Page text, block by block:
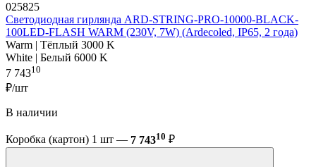
025825
Светодиодная гирлянда ARD-STRING-PRO-10000-BLACK-
100LED-FLASH WARM (230V, 7W) (Ardecoled, IP65, 2 года)
Warm | Тёплый 3000 K
White | Белый 6000 K
7 74310
₽/шт
В наличии
Коробка (картон) 1 шт — 7 74310 ₽